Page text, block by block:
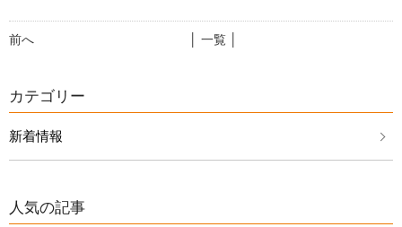
前へ │ 一覧 │
カテゴリー
新着情報
人気の記事